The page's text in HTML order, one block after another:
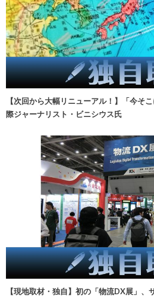
【次回から大幅リニューアル！】「今そ
際ジャーナリスト・ビニシウス氏
【現地取材・独自】初の「物流DX展」